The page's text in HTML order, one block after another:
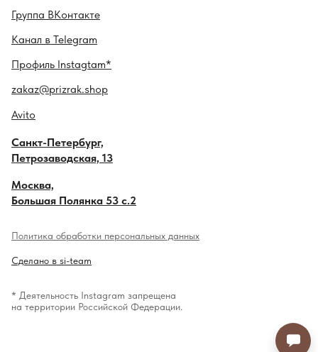
Политика обработки персональных данных
Сделано в si-team
Канал в Telegram
* Деятельность Instagram запрещена
на территории Российской Федерации.
Профиль Instagtam*
Гру ппа ВКонтакте
zakaz@prizrak.shop
Москва,
Большая Полянка 53 с.2
Санкт-Петербург,
Петрозаводская, 13
Avito